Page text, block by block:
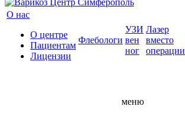
О нас
О центре
Пациентам
Лицензии
Флебологи
УЗИ
вен
ног
Лазер
вместо
операции
меню